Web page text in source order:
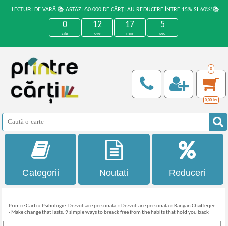
LECTURI DE VARĂ 📚 ASTĂZI 60.000 DE CĂRȚI AU REDUCERE ÎNTRE 15% ȘI 60%!📚
0
zile
12
ore
17
min
5
sec
0
0,00 Lei
Categorii Noutati Reduceri
Printre Carti » Psihologie. Dezvoltare personala » Dezvoltare personala » Rangan Chatterjee
- Make change that lasts. 9 simple ways to breack free from the habits that hold you back